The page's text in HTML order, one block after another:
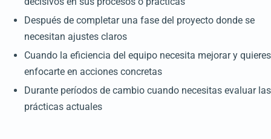
Después de completar una fase del proyecto donde se
necesitan ajustes claros
Cuando la eficiencia del equipo necesita mejorar y quieres
enfocarte en acciones concretas
Durante períodos de cambio cuando necesitas evaluar las
prácticas actuales